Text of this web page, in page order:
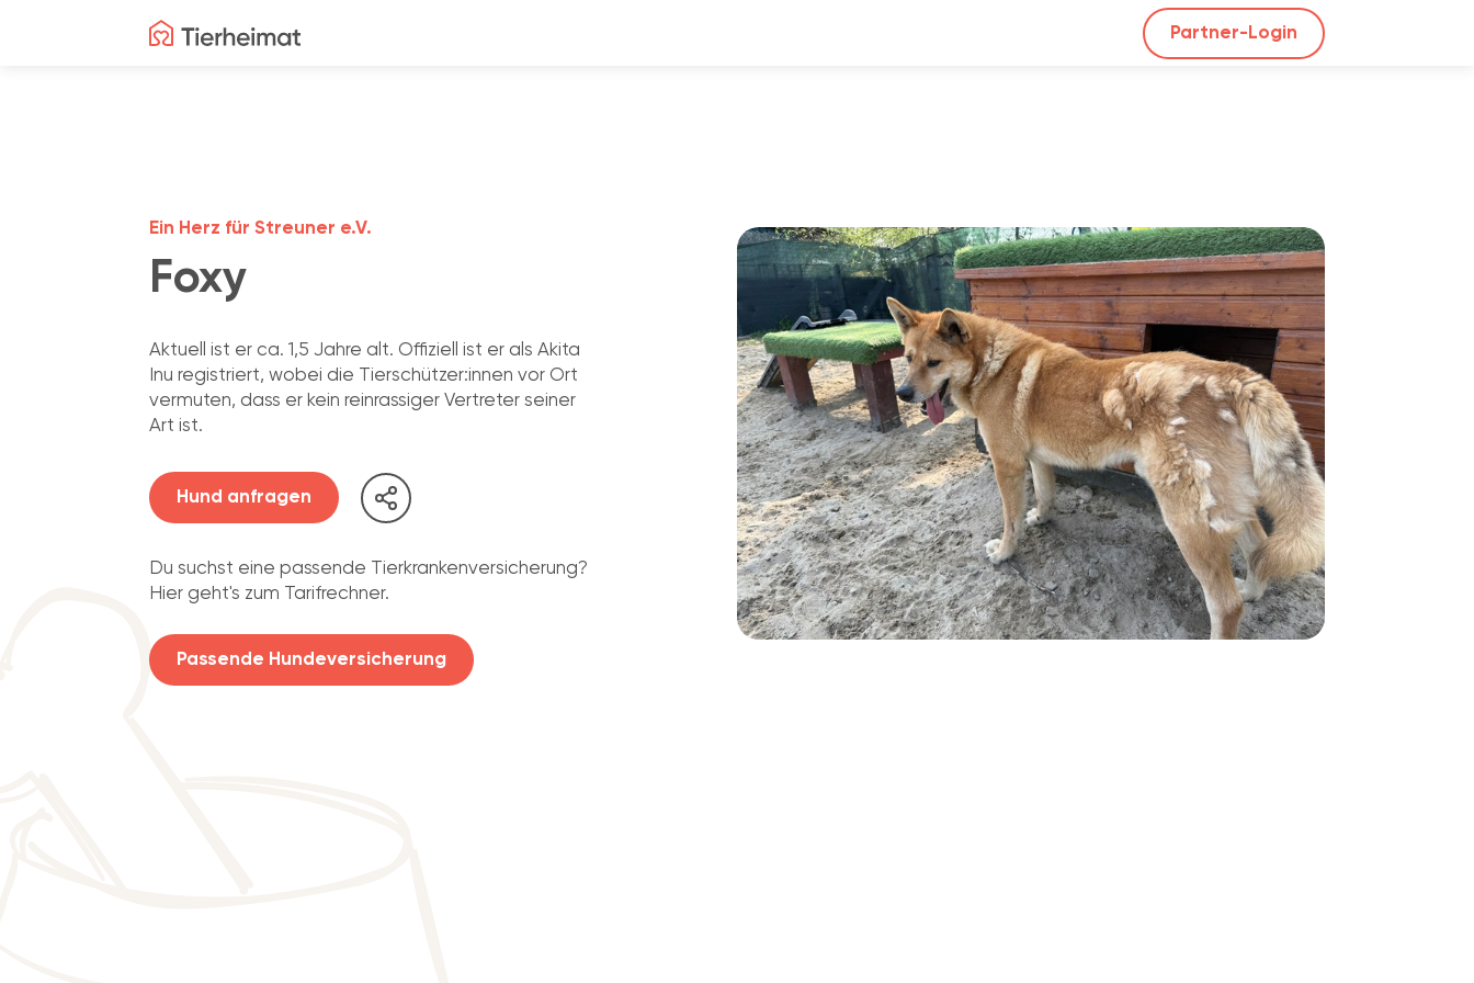
Partner-Login
Foxy
Ein Herz für Streuner e.V.
Aktuell ist er ca. 1,5 Jahre alt. Offiziell ist er als Akita
Inu registriert, wobei die Tierschützer:innen vor Ort
vermuten, dass er kein reinrassiger Vertreter seiner
Art ist.
Hund anfragen
Du suchst eine passende Tierkrankenversicherung?
Hier geht's zum Tarifrechner.
Passende Hundeversicherung